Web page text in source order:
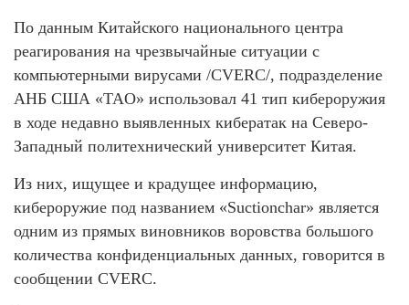
По данным Китайского национального центра
реагирования на чрезвычайные ситуации с
компьютерными вирусами /CVERC/, подразделение
АНБ США «TAO» использовал 41 тип кибероружия
в ходе недавно выявленных кибератак на Северо-
Западный политехнический университет Китая.
Из них, ищущее и крадущее информацию,
кибероружие под названием «Suctionchar» является
одним из прямых виновников воровства большого
количества конфиденциальных данных, говорится в
сообщении CVERC.